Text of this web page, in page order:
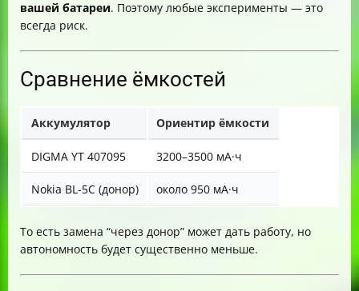
вашей батареи. Поэтому любые эксперименты — это
всегда риск.
Сравнение ёмкостей
Аккумулятор Ориентир ёмкости
DIGMA YT 407095 3200–3500 мА·ч
Nokia BL-5C (донор) около 950 мА·ч
То есть замена “через донор” может дать работу, но
автономность будет существенно меньше.